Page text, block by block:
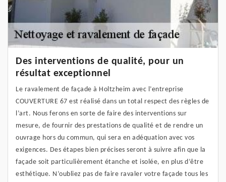
Des interventions de qualité, pour un
résultat exceptionnel
Le ravalement de façade à Holtzheim avec l’entreprise
COUVERTURE 67 est réalisé dans un total respect des règles de
l’art. Nous ferons en sorte de faire des interventions sur
mesure, de fournir des prestations de qualité et de rendre un
ouvrage hors du commun, qui sera en adéquation avec vos
exigences. Des étapes bien précises seront à suivre afin que la
façade soit particulièrement étanche et isolée, en plus d’être
esthétique. N’oubliez pas de faire ravaler votre façade tous les